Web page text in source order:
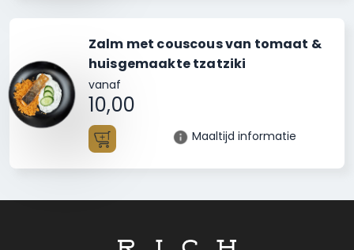
Zalm met couscous van tomaat &
huisgemaakte tzatziki
vanaf
10,00
Maaltijd informatie